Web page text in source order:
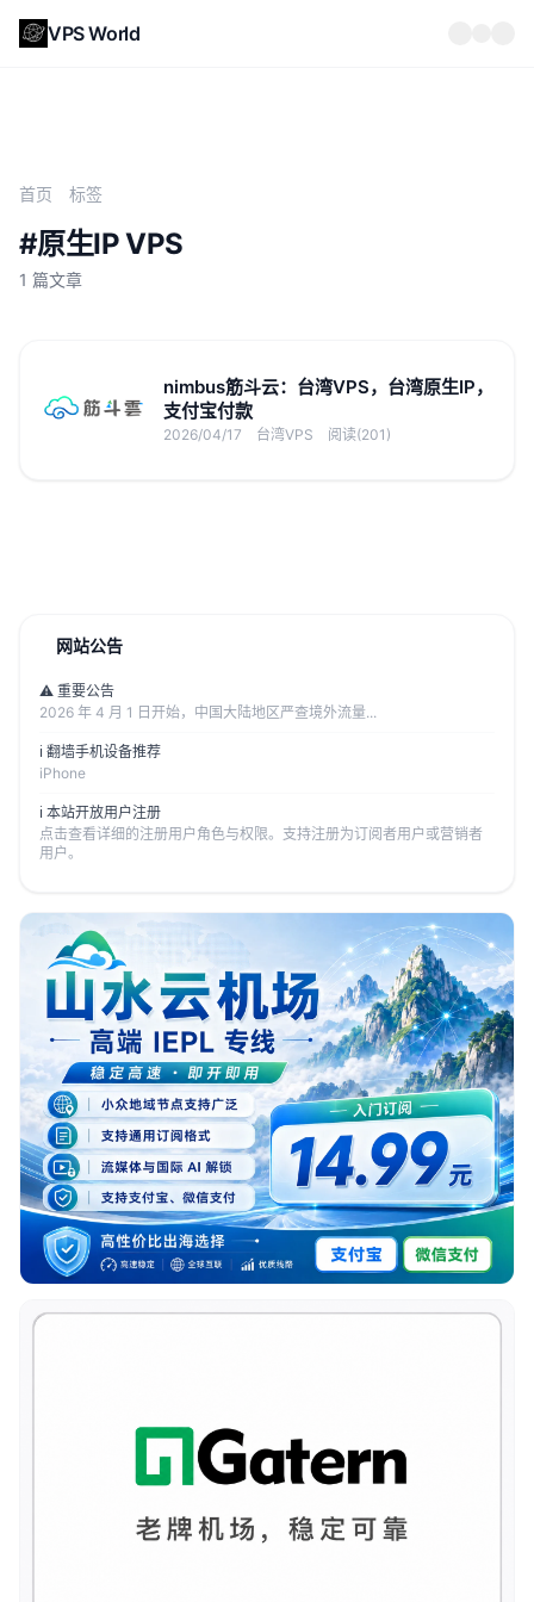
VPS World
首页 标签
#原生IP VPS
1 篇文章
nimbus筋斗云：台湾VPS，台湾原生IP，
支付宝付款
2026/04/17 台湾VPS 阅读(201)
网站公告
⚠️ 重要公告
2026 年 4 月 1 日开始，中国大陆地区严查境外流量...
ℹ️ 翻墙手机设备推荐
iPhone
ℹ️ 本站开放用户注册
点击查看详细的注册用户角色与权限。支持注册为订阅者用户或营销者
用户。